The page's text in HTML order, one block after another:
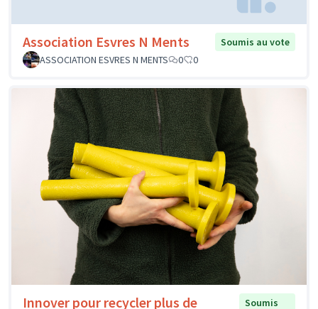
Association Esvres N Ments
Soumis au vote
ASSOCIATION ESVRES N MENTS
0 0
Innover pour recycler plus de
Soumis